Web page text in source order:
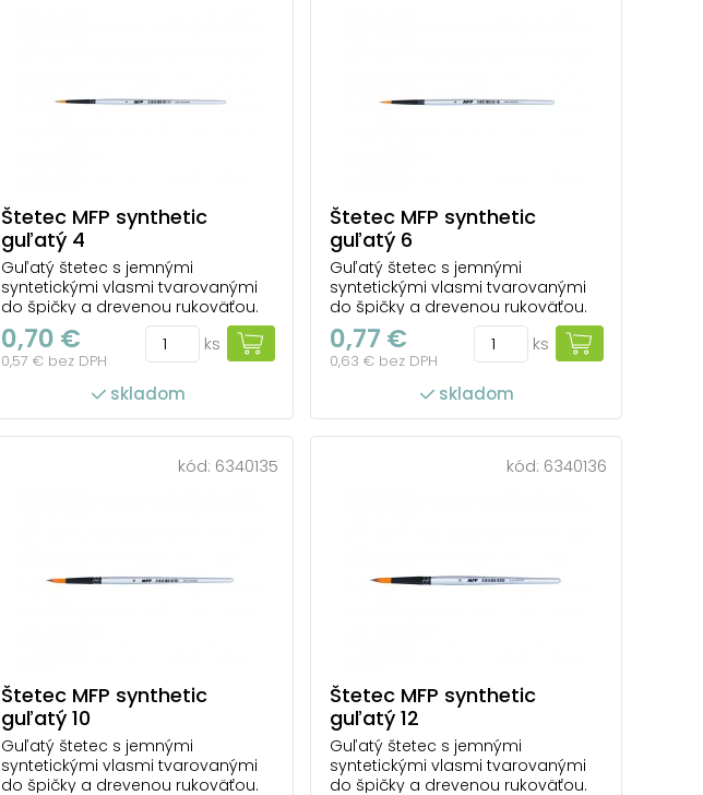
Štetec MFP synthetic
guľatý 4
Guľatý štetec s jemnými
syntetickými vlasmi tvarovanými
do špičky a drevenou rukoväťou.
Vďaka syntetickým vláknam sa
farba ľahko rozotiera a dobre drží
tvar. Je menej náchylný na
poškodenie farbami a riedidlami
ako prírodný štetec. Ľahko sa
udržiava v čistote. Vhodný na
použitie v škole, ako aj n...
0,70 €
0,57 € bez DPH
ks
skladom
Štetec MFP synthetic
guľatý 6
Guľatý štetec s jemnými
syntetickými vlasmi tvarovanými
do špičky a drevenou rukoväťou.
Vďaka syntetickým vláknam sa
farba ľahko rozotiera a dobre drží
tvar. Je menej náchylný na
poškodenie farbami a riedidlami
ako prírodný štetec. Ľahko sa
udržiava v čistote. Vhodný na
použitie v škole, ako aj n...
0,77 €
0,63 € bez DPH
ks
skladom
kód: 6340135
Štetec MFP synthetic
guľatý 10
Guľatý štetec s jemnými
syntetickými vlasmi tvarovanými
do špičky a drevenou rukoväťou.
kód: 6340136
Štetec MFP synthetic
guľatý 12
Guľatý štetec s jemnými
syntetickými vlasmi tvarovanými
do špičky a drevenou rukoväťou.